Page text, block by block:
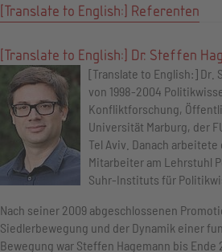
[Translate to English:] Referenten
[Translate to English:] Dr. Steffen
[Translate to English:] Dr.
von 1998-2004
Konfliktforschung,
Universität Marburg, der
Tel Aviv. Danach
Mitarbeiter am Lehrstuhl
Suhr-Instituts für
Nach seiner 2009 abgeschlossenen
Siedlerbewegung und der Dynamik einer
Bewegung war Steffen Hagemann bis Ende